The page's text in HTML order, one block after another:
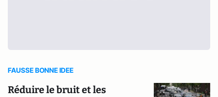
FAUSSE BONNE IDEE
Réduire le bruit et les